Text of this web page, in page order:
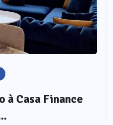
à Casa Finance